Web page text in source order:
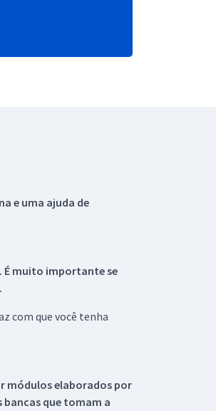
e uma ajuda de
É muito importante se
com que você tenha
módulos elaborados por
que tomam a